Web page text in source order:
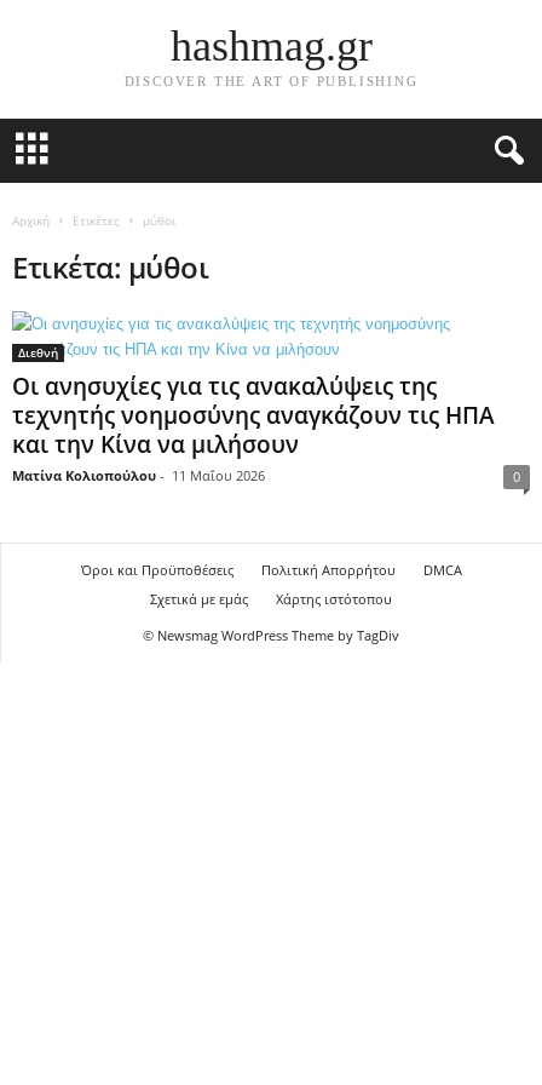
hashmag.gr
DISCOVER THE ART OF PUBLISHING
Αρχική Ετικέτες μύθοι
Ετικέτα: μύθοι
Διεθνή
Οι ανησυχίες για τις ανακαλύψεις της
τεχνητής νοημοσύνης αναγκάζουν τις ΗΠΑ
και την Κίνα να μιλήσουν
Ματίνα Κολιοπούλου - 11 Μαΐου 2026 0
Όροι και Προϋποθέσεις Πολιτική Απορρήτου
DMCA
Σχετικά με εμάς
Χάρτης ιστότοπου
© Newsmag WordPress Theme by TagDiv